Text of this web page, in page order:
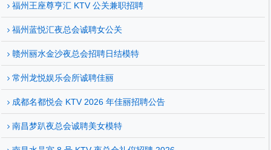
福州王座尊亨汇 KTV 公关兼职招聘
福州蓝悦汇夜总会诚聘女公关
赣州丽水金沙夜总会招聘日结模特
常州龙悦娱乐会所诚聘佳丽
成都名都悦会 KTV 2026 年佳丽招聘公告
南昌梦趴夜总会诚聘美女模特